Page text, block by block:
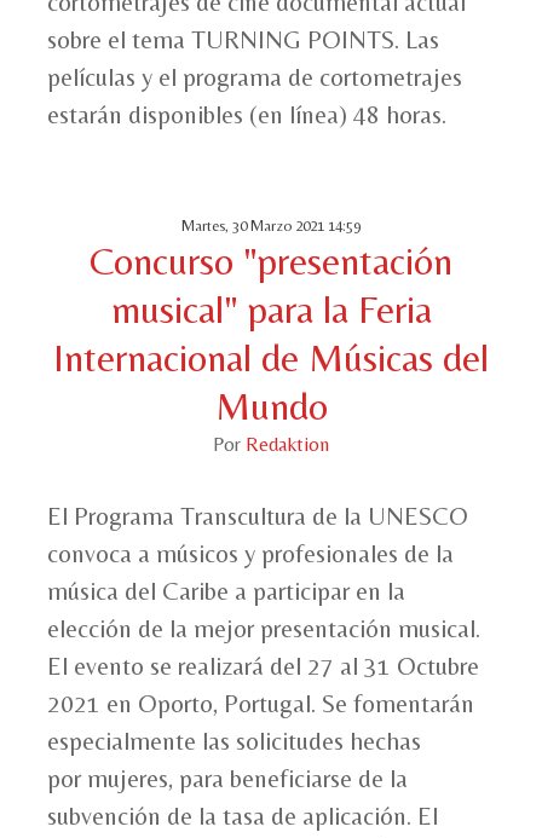
sobre el tema TURNING POINTS. Las
películas y el programa de cortometrajes
estarán disponibles (en línea) 48 horas.
Martes, 30 Marzo 2021 14:59
Concurso "presentación
musical" para la Feria
Internacional de Músicas del
Mundo
Por Redaktion
El Programa Transcultura de la UNESCO
convoca a músicos y profesionales de la
música del Caribe a participar en la
elección de la mejor presentación musical.
El evento se realizará del 27 al 31 Octubre
2021 en Oporto, Portugal. Se fomentarán
especialmente las solicitudes hechas
por mujeres, para beneficiarse de la
subvención de la tasa de aplicación. El